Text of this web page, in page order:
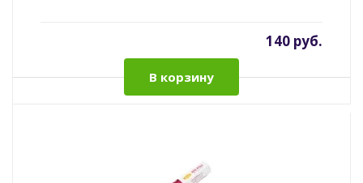
140 руб.
В корзину